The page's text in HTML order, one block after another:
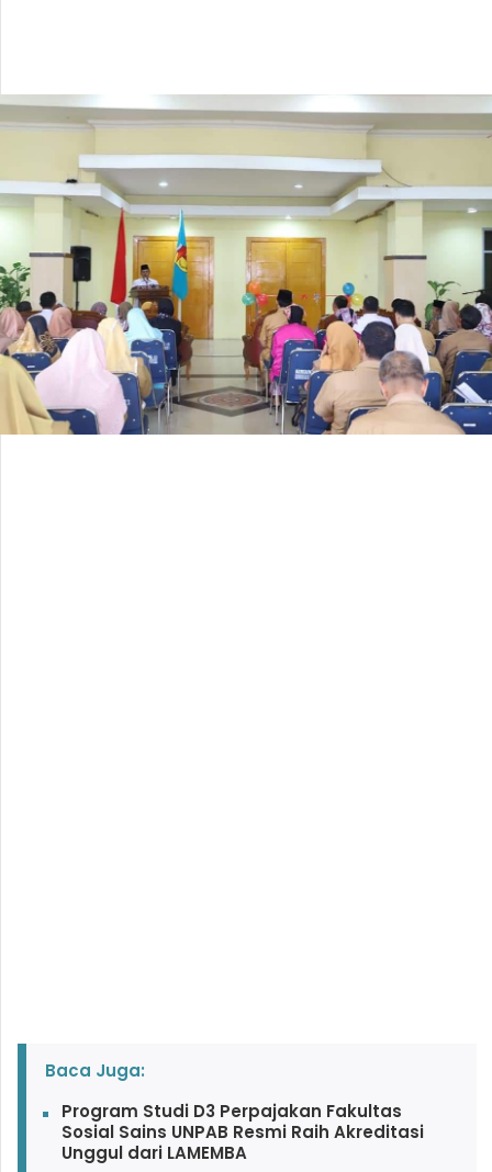
Baca Juga:
Program Studi D3 Perpajakan Fakultas
Sosial Sains UNPAB Resmi Raih Akreditasi
Unggul dari LAMEMBA